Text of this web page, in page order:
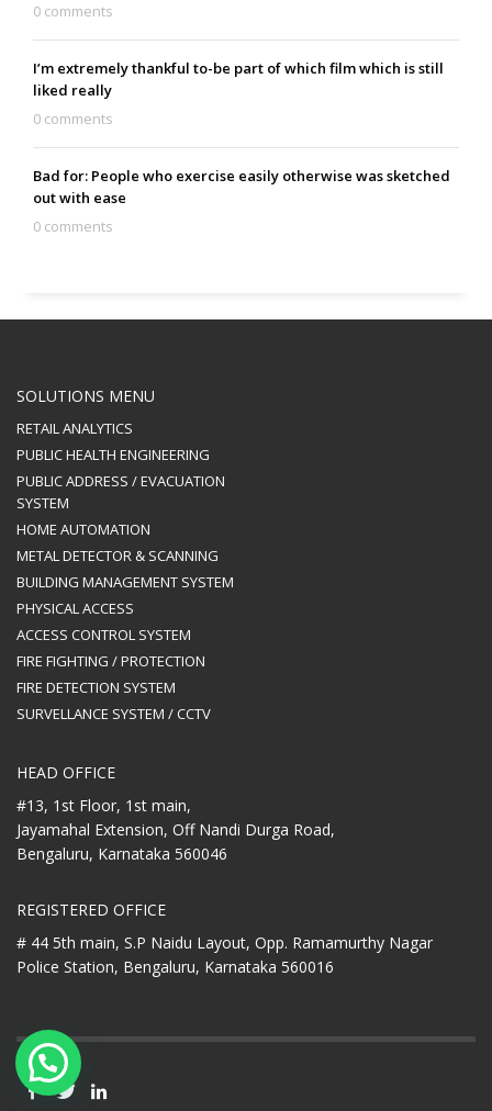
0 comments
I’m extremely thankful to-be part of which film which is still
liked really
0 comments
Bad for: People who exercise easily otherwise was sketched
out with ease
0 comments
SOLUTIONS MENU
RETAIL ANALYTICS
PUBLIC HEALTH ENGINEERING
PUBLIC ADDRESS / EVACUATION
SYSTEM
HOME AUTOMATION
METAL DETECTOR & SCANNING
BUILDING MANAGEMENT SYSTEM
PHYSICAL ACCESS
ACCESS CONTROL SYSTEM
FIRE FIGHTING / PROTECTION
FIRE DETECTION SYSTEM
SURVELLANCE SYSTEM / CCTV
HEAD OFFICE
#13, 1st Floor, 1st main,
Jayamahal Extension, Off Nandi Durga Road,
Bengaluru, Karnataka 560046
REGISTERED OFFICE
# 44 5th main, S.P Naidu Layout, Opp. Ramamurthy Nagar
Police Station, Bengaluru, Karnataka 560016